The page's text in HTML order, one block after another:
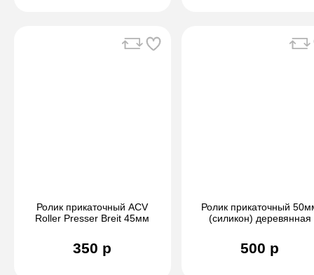
Ролик прикаточный ACV
Roller Presser Breit 45мм
350 р
Ролик прикаточный
(силикон) деревянная
500 р